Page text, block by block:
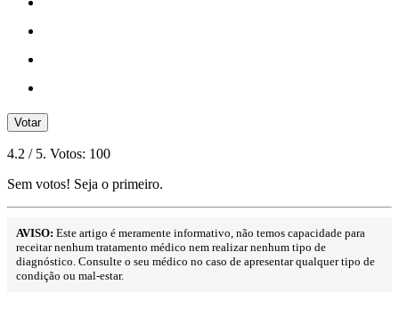
Votar
4.2 / 5. Votos: 100
Sem votos! Seja o primeiro.
AVISO: Este artigo é meramente informativo, não temos capacidade para
receitar nenhum tratamento médico nem realizar nenhum tipo de
diagnóstico. Consulte o seu médico no caso de apresentar qualquer tipo de
condição ou mal-estar.